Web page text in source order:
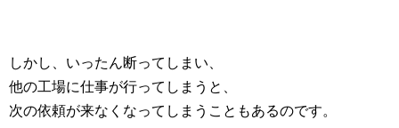
しかし、いったん断ってしまい、
他の工場に仕事が行ってしまうと、
次の依頼が来なくなってしまうこともあるのです。